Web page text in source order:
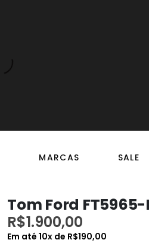
MARCAS SALE
Tom Ford FT5965-
R$1.900,00
Em até 10x de R$190,00